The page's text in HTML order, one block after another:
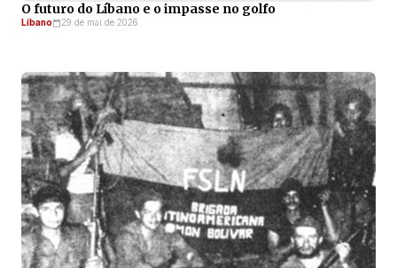
O futuro do Líbano e o impasse no golfo
Líbano 29 de mai de 2026